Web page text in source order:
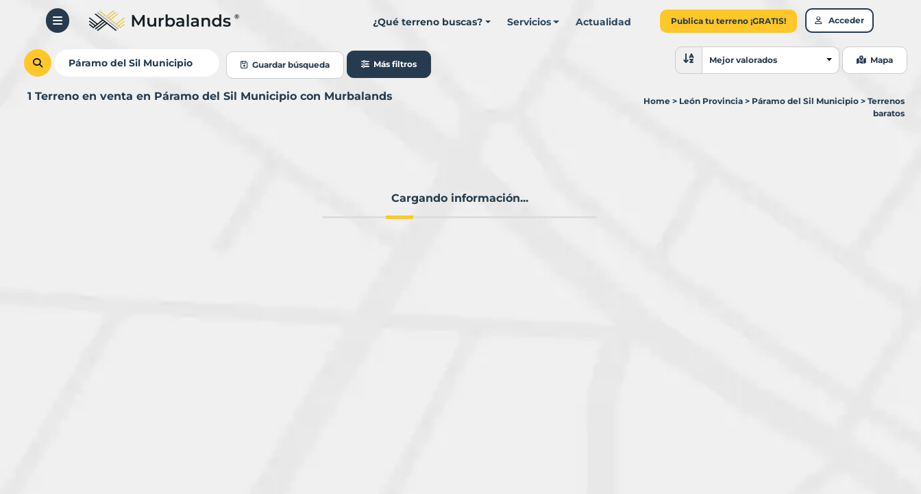
¿Qué terreno buscas? Servicios Actualidad Publica tu terreno ¡GRATIS! Acceder
Guardar búsqueda Más filtros
Ordenar resultados
Mejor valorados Mapa
1 Terreno en venta en Páramo del Sil Municipio con Murbalands Home > León Provincia > Páramo del Sil Municipio > Terrenos
baratos
Cargando información...